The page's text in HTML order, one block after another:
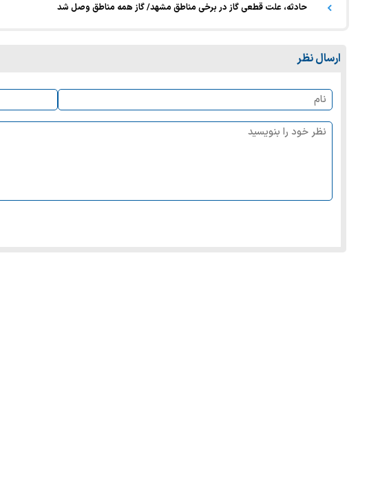
حادثه، علت قطعی گاز در برخی مناطق مشهد/ گاز همه مناطق وصل شد
ارسال نظر